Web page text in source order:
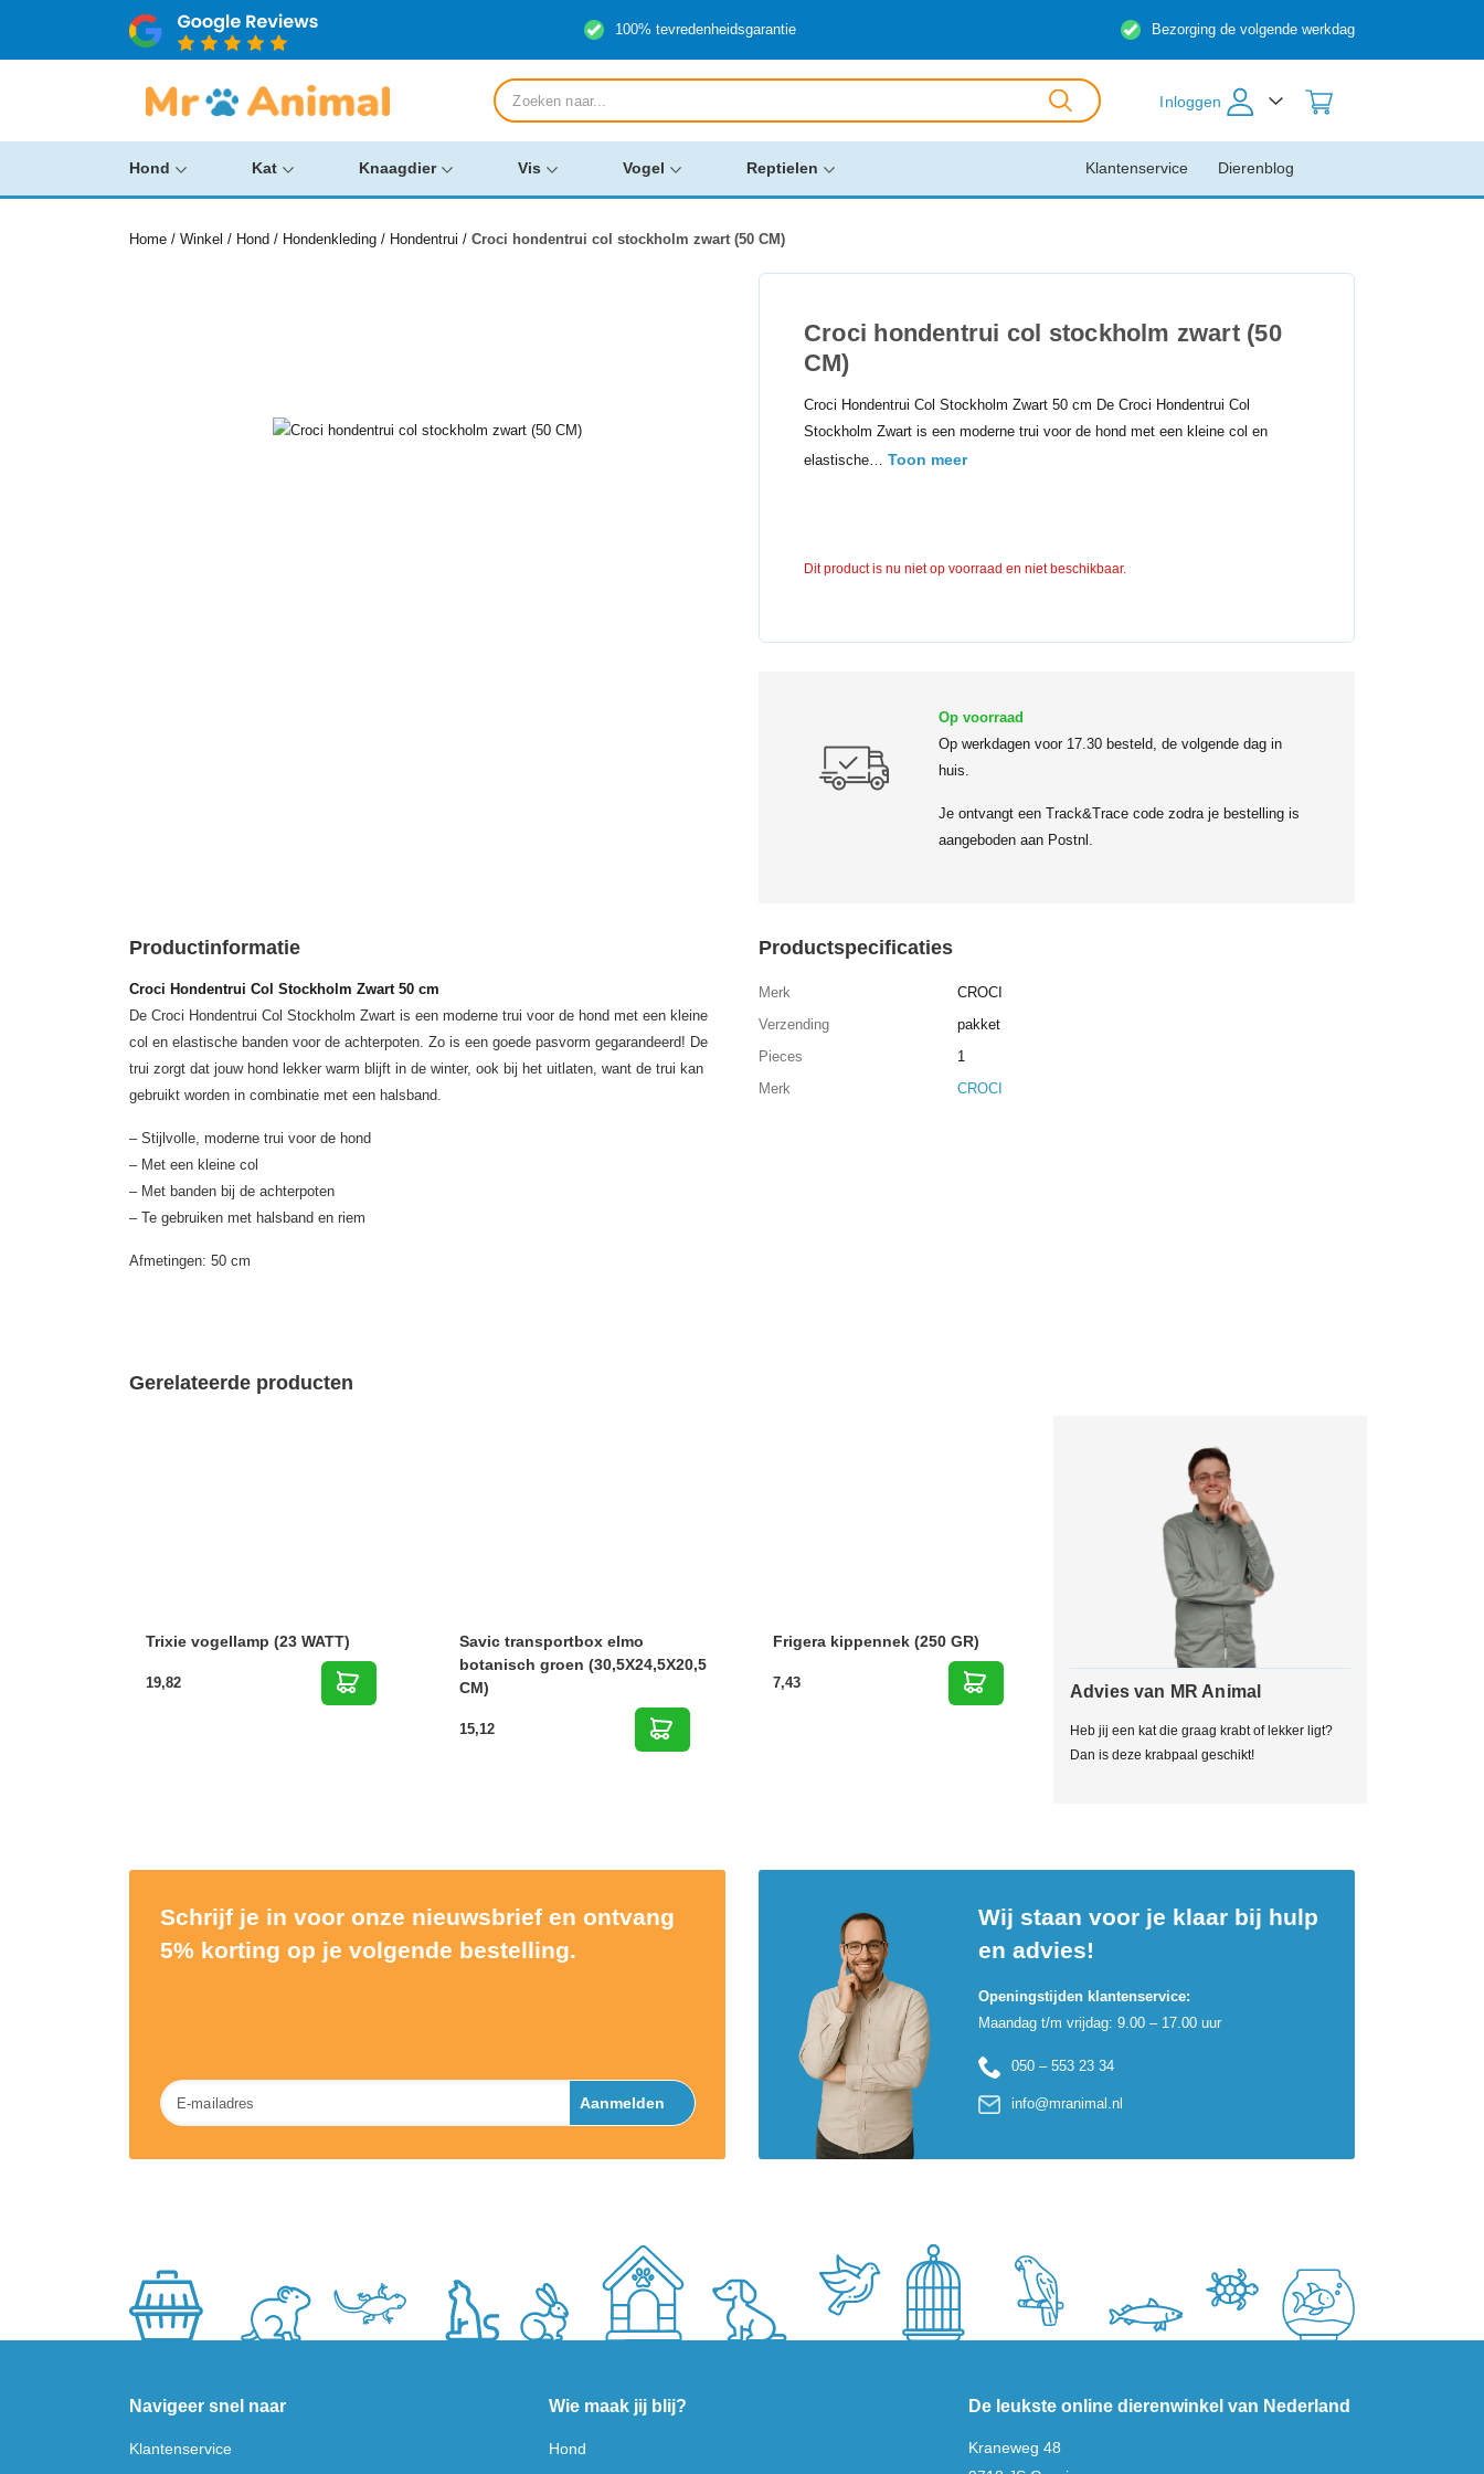
100% tevredenheidsgarantie Bezorging de volgende werkdag
Producten
zoeken
Inloggen
Hond Kat Knaagdier Vis Vogel Reptielen Dierenblog
Klantenservice
Home / Winkel / Hond / Hondenkleding / Hondentrui / Croci hondentrui col stockholm zwart (50 CM)
Croci hondentrui col stockholm zwart (50
CM)
Croci Hondentrui Col Stockholm Zwart 50 cm De Croci Hondentrui Col
Stockholm Zwart is een moderne trui voor de hond met een kleine col en
elastische… Toon meer
Dit product is nu niet op voorraad en niet beschikbaar.
Op voorraad
Op werkdagen voor 17.30 besteld, de volgende dag in
huis.
Je ontvangt een Track&Trace code zodra je bestelling is
aangeboden aan Postnl.
Productinformatie
Croci Hondentrui Col Stockholm Zwart 50 cm
De Croci Hondentrui Col Stockholm Zwart is een moderne trui voor de hond met een kleine
col en elastische banden voor de achterpoten. Zo is een goede pasvorm gegarandeerd! De
trui zorgt dat jouw hond lekker warm blijft in de winter, ook bij het uitlaten, want de trui kan
gebruikt worden in combinatie met een halsband.
– Stijlvolle, moderne trui voor de hond
– Met een kleine col
– Met banden bij de achterpoten
– Te gebruiken met halsband en riem
Afmetingen: 50 cm
Productspecificaties
Merk
CROCI
Verzending
pakket
Pieces
1
Merk
CROCI
Gerelateerde producten
Trixie vogellamp (23 WATT)
19,82
Savic transportbox elmo
botanisch groen (30,5X24,5X20,5
CM)
15,12
Frigera kippennek (250 GR)
7,43 Advies van MR Animal
Heb jij een kat die graag krabt of lekker ligt?
Dan is deze krabpaal geschikt!
Schrijf je in voor onze nieuwsbrief en ontvang
5% korting op je volgende bestelling.
Nieuwsbrief Aanmelden
Wij staan voor je klaar bij hulp
en advies!
Openingstijden klantenservice:
Maandag t/m vrijdag: 9.00 – 17.00 uur
050 – 553 23 34
info@mranimal.nl
Navigeer snel naar
Klantenservice
Wie maak jij blij?
Hond
De leukste online dierenwinkel van Nederland
Kraneweg 48